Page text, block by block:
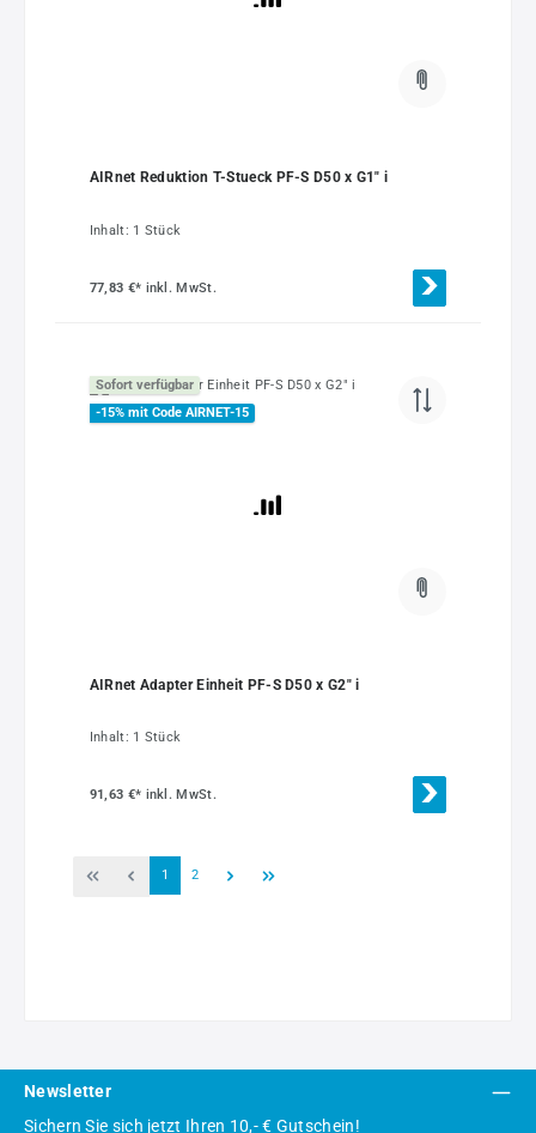
AIRnet Reduktion T-Stueck PF-S D50 x G1" i
Inhalt: 1 Stück
77,83 €* inkl. MwSt.
Sofort verfügbar
-15% mit Code AIRNET-15
AIRnet Adapter Einheit PF-S D50 x G2" i
Inhalt: 1 Stück
91,63 €* inkl. MwSt.
Seite
1 Seite
2
Newsletter
Sichern Sie sich jetzt Ihren 10,- € Gutschein!